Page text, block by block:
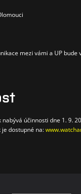
mezi vámi a UP bude
účinnosti dne 1. 9.
dostupné na: